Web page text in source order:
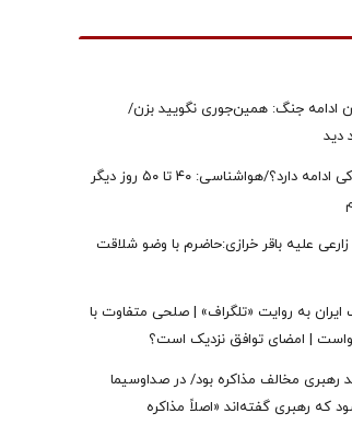
ادامه جنگ: همین‌جوری نگویید بزن/
دید
گرمای تابستان تا کی ادامه دارد؟/هواشناسی: ۴۰ تا ۵۰ روز دیگر
علیه باقر خرازی:حاضرم با وضو شلاقت
ایران به روایت «تلگراف» | صلحی متفاوت با
| امضای توافق نزدیک است؟
رهبری مخالف مذاکره بود/ در صداوسیما
که رهبری گفته‌اند «اصلاً مذاکره